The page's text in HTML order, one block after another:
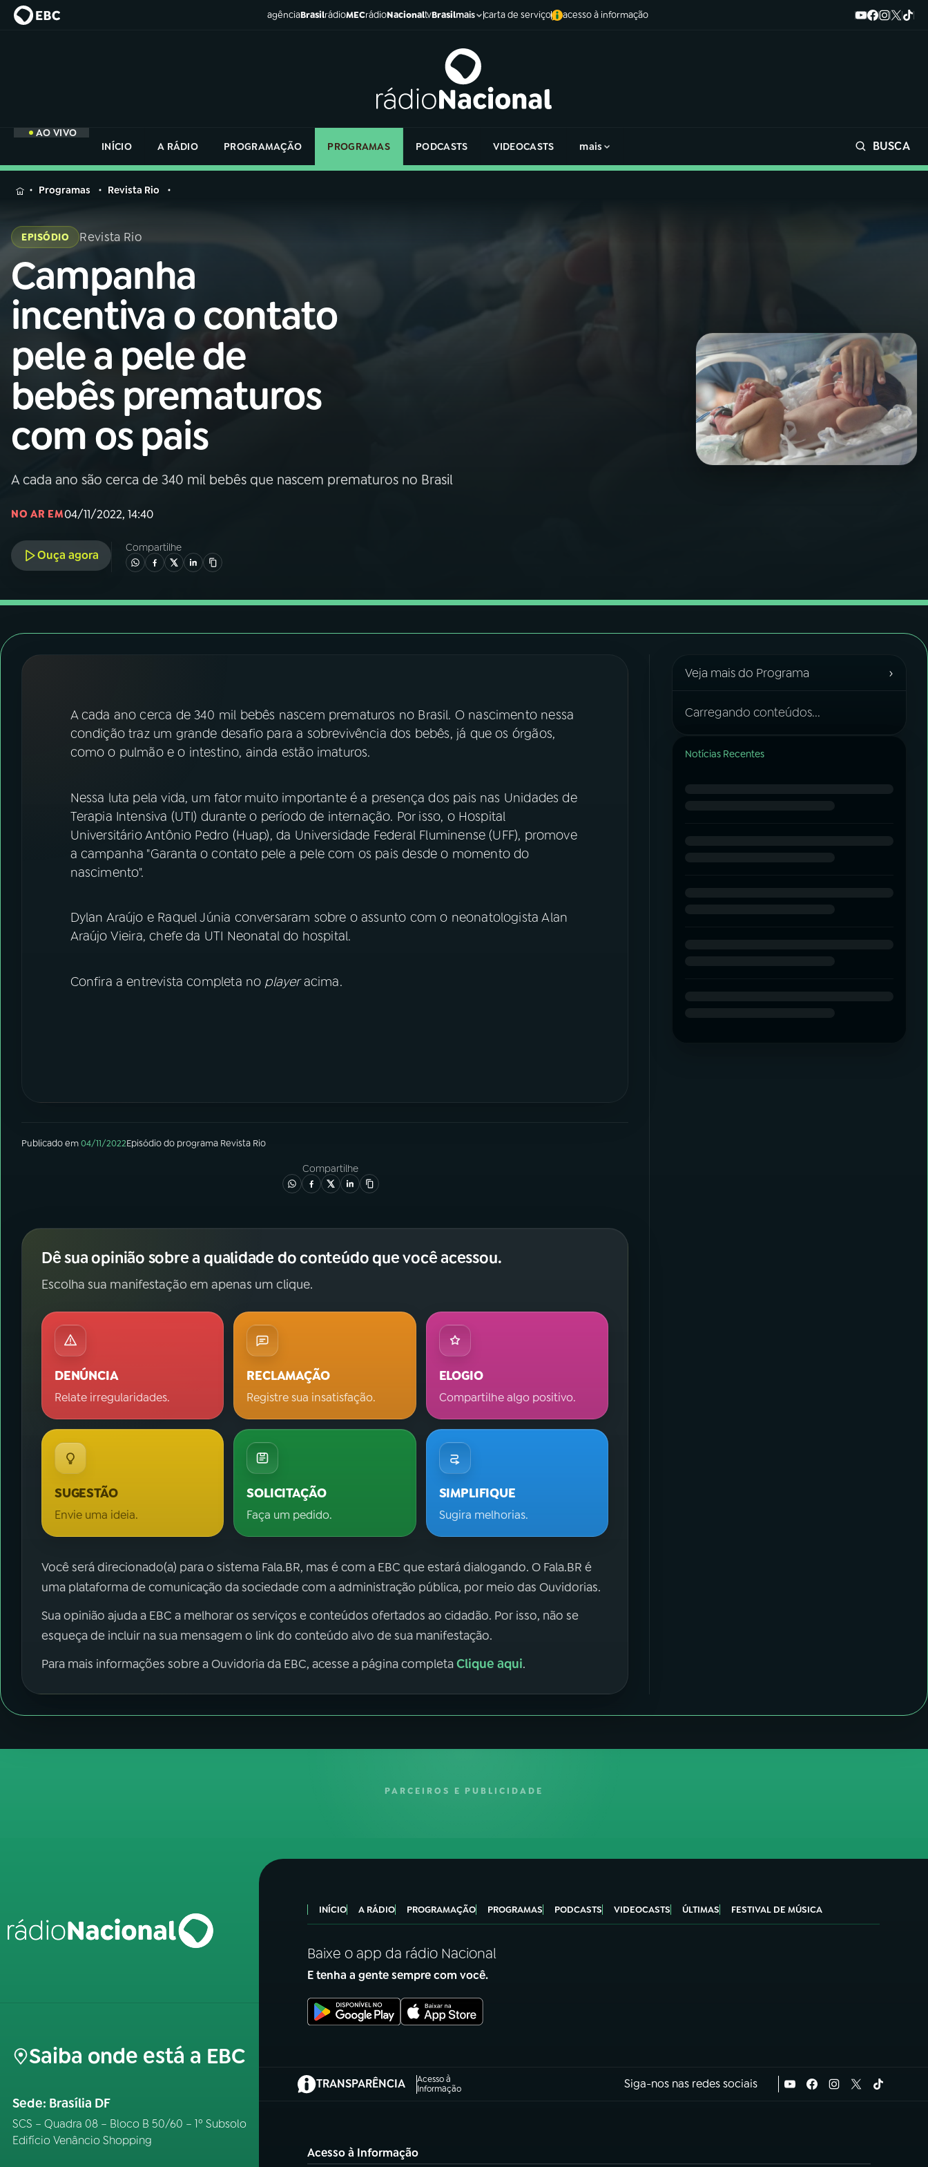
agênciaBrasilrádioMECrádioNacionaltvBrasilmais carta de serviço acesso à informação
AO VIVO
INÍCIO
A RÁDIO PROGRAMAÇÃO PROGRAMAS PODCASTS VIDEOCASTS mais BUSCA
MENU
Buscar
na
Rádio
Nacional
01 INÍCIO
02A RÁDIO
03 PROGRAMAÇÃO
04 PROGRAMAS
ACOMPANHE A RÁDIO NACIONAL
YouTube Facebook
na
Rádio
Nacional
Programas Revista Rio
EPISÓDIO Revista Rio
Campanha
incentiva o contato
pele a pele de
bebês prematuros
com os pais
A cada ano são cerca de 340 mil bebês que nascem prematuros no Brasil
NO AR EM04/11/2022, 14:40
Ouça agora
Compartilhe
A cada ano cerca de 340 mil bebês nascem prematuros no Brasil. O nascimento nessa
condição traz um grande desafio para a sobrevivência dos bebês, já que os órgãos,
como o pulmão e o intestino, ainda estão imaturos.
Nessa luta pela vida, um fator muito importante é a presença dos pais nas Unidades de
Terapia Intensiva (UTI) durante o período de internação. Por isso, o Hospital
Universitário Antônio Pedro (Huap), da Universidade Federal Fluminense (UFF), promove
a campanha "Garanta o contato pele a pele com os pais desde o momento do
nascimento".
Dylan Araújo e Raquel Júnia conversaram sobre o assunto com o neonatologista Alan
Araújo Vieira, chefe da UTI Neonatal do hospital.
Confira a entrevista completa no playeracima.
Publicado em04/11/2022Episódiodo programa Revista Rio
Compartilhe
Dê sua opinião sobre a qualidade do conteúdo que você acessou.
Escolha sua manifestação em apenas um clique.
DENÚNCIA
Relate irregularidades.
RECLAMAÇÃO
Registre sua insatisfação.
ELOGIO
Compartilhe algo positivo.
SUGESTÃO
Envie uma ideia.
SOLICITAÇÃO
Faça um pedido.
SIMPLIFIQUE
Sugira melhorias.
Você será direcionado(a) para o sistema Fala.BR, mas é com a EBC que estará dialogando. O Fala.BR é
uma plataforma de comunicação da sociedade com a administração pública, por meio das Ouvidorias.
Sua opinião ajuda a EBC a melhorar os serviços e conteúdos ofertados ao cidadão. Por isso, não se
esqueça de incluir na sua mensagem o link do conteúdo alvo de sua manifestação.
Para mais informações sobre a Ouvidoria da EBC, acesse a página completaClique aqui.
Veja mais do Programa ›
Carregando conteúdos...
Notícias Recentes
PARCEIROS E PUBLICIDADE
Saiba onde está a EBC
Sede: Brasília DF
SCS – Quadra 08 – Bloco B 50/60 – 1º Subsolo
Edifício Venâncio Shopping
INÍCIO A RÁDIO PROGRAMAÇÃO PROGRAMAS PODCASTS VIDEOCASTS ÚLTIMAS FESTIVAL DE MÚSICA
Baixe o app da rádio Nacional
E tenha a gente sempre com você.
TRANSPARÊNCIA
Acesso à
Informação
(abre em nova aba) Siga-nos nas redes sociais
Acesso à Informação